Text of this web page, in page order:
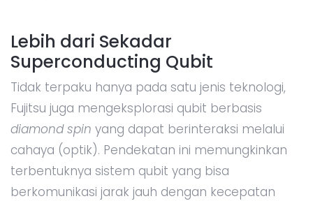
Lebih dari Sekadar
Superconducting Qubit
Tidak terpaku hanya pada satu jenis teknologi,
Fujitsu juga mengeksplorasi qubit berbasis
diamond spin yang dapat berinteraksi melalui
cahaya (optik). Pendekatan ini memungkinkan
terbentuknya sistem qubit yang bisa
berkomunikasi jarak jauh dengan kecepatan